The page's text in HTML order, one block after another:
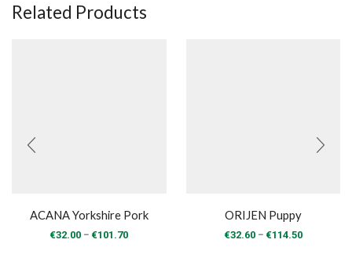
Related Products
ACANA Yorkshire Pork
€32.00 – €101.70Price
ORIJEN Puppy
€32.60 – €114.50Price